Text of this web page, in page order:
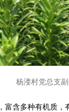
杨溇村党总支
，富含多种有机质